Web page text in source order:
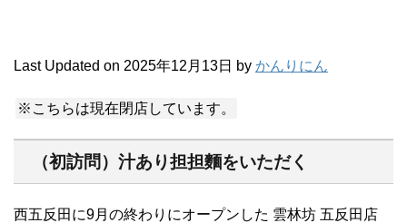
Last Updated on 2025年12月13日 by かんりにん
※こちらは現在閉店しています。
（初訪問）汁あり担担麵をいただく
西五反田に9月の終わりにオープンした 雲林坊 五反田店